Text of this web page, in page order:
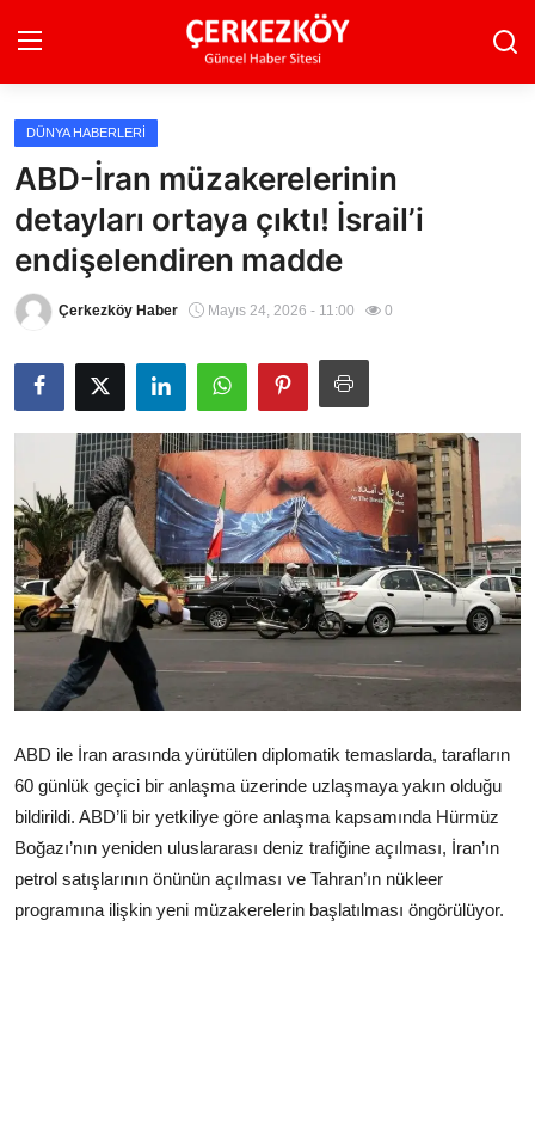
Ana Sayfa
Son Dakika
Ekonomi Haberleri
Magazin Haberleri
Spor Haberleri
Teknoloji Haberleri
Dünya Haberleri
Çerkezköy
DÜNYA HABERLERI
ABD-İran müzakerelerinin
detayları ortaya çıktı! İsrail’i
endişelendiren madde
Çerkezköy Haber Mayıs 24, 2026 - 11:00 0
ABD ile İran arasında yürütülen diplomatik temaslarda, tarafların
60 günlük geçici bir anlaşma üzerinde uzlaşmaya yakın olduğu
bildirildi. ABD’li bir yetkiliye göre anlaşma kapsamında Hürmüz
Boğazı’nın yeniden uluslararası deniz trafiğine açılması, İran’ın
petrol satışlarının önünün açılması ve Tahran’ın nükleer
programına ilişkin yeni müzakerelerin başlatılması öngörülüyor.